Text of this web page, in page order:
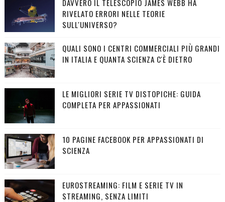
DAVVERO IL TELESCOPIO JAMES WEBB HA
RIVELATO ERRORI NELLE TEORIE
SULL'UNIVERSO?
QUALI SONO I CENTRI COMMERCIALI PIÙ GRANDI
IN ITALIA E QUANTA SCIENZA C'È DIETRO
LE MIGLIORI SERIE TV DISTOPICHE: GUIDA
COMPLETA PER APPASSIONATI
10 PAGINE FACEBOOK PER APPASSIONATI DI
SCIENZA
EUROSTREAMING: FILM E SERIE TV IN
STREAMING, SENZA LIMITI